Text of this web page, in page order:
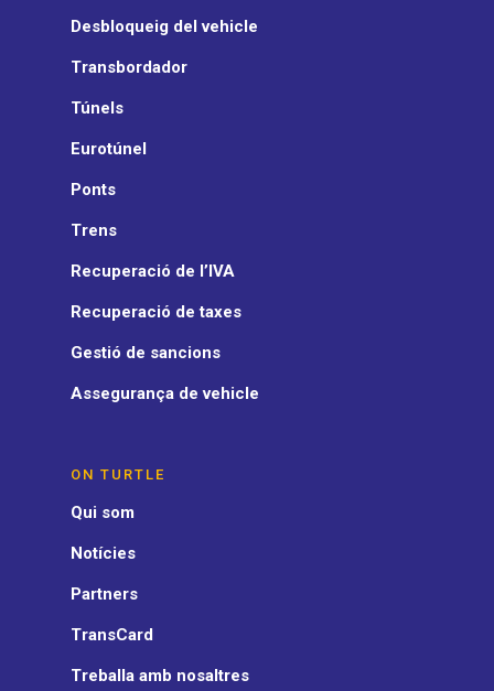
Desbloqueig del vehicle
Transbordador
Túnels
Eurotúnel
Ponts
Trens
Recuperació de l’IVA
Recuperació de taxes
Gestió de sancions
Assegurança de vehicle
ON TURTLE
Qui som
Notícies
Partners
TransCard
Treballa amb nosaltres